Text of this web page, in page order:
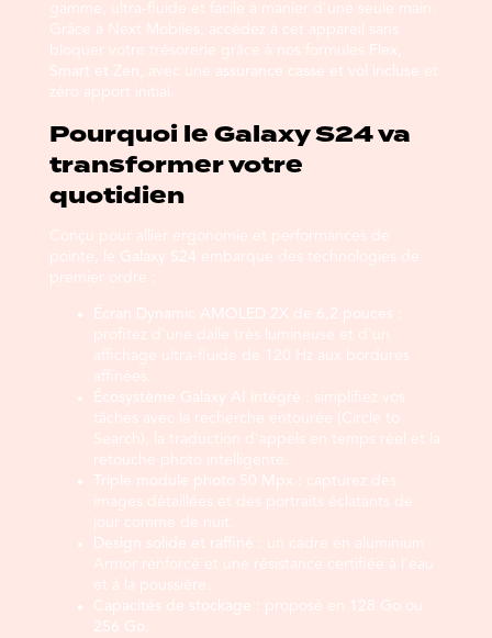
gamme, ultra-fluide et facile à manier d'une seule main.
Grâce à Next Mobiles, accédez à cet appareil sans
bloquer votre trésorerie grâce à nos formules
Flex,
Smart et Zen
, avec une assurance casse et vol incluse
zéro apport initial.
Pourquoi le Galaxy S24 va
transformer votre
quotidien
Conçu pour allier ergonomie et performances de
pointe, le Galaxy S24 embarque des technologies de
premier ordre :
Écran Dynamic AMOLED 2X de 6,2 pouces :
profitez d'une dalle très lumineuse et d'un
affichage ultra-fluide de 120 Hz aux bordures
affinées.
Écosystème Galaxy AI intégré :
simplifiez vos
tâches avec la recherche entourée (Circle to
Search), la traduction d'appels en temps réel et la
retouche photo intelligente.
Triple module photo 50 Mpx :
capturez des
images détaillées et des portraits éclatants de
jour comme de nuit.
Design solide et raffiné :
un cadre en aluminium
Armor renforcé et une résistance certifiée à l'eau
et à la poussière.
Capacités de stockage :
proposé en 128 Go
ou
256 Go